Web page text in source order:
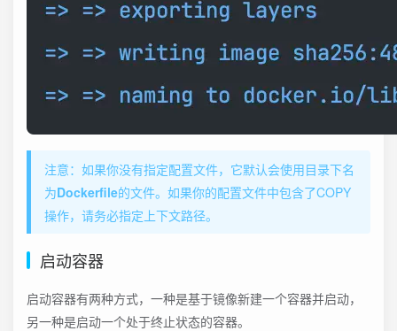
️注意：如果你没有指定配置文件，它默认会使用目录下名
为Dockerfile的文件。如果你的配置文件中包含了COPY
操作，请务必指定上下文路径。
启动容器
启动容器有两种方式，一种是基于镜像新建一个容器并启动，
另一种是启动一个处于终止状态的容器。